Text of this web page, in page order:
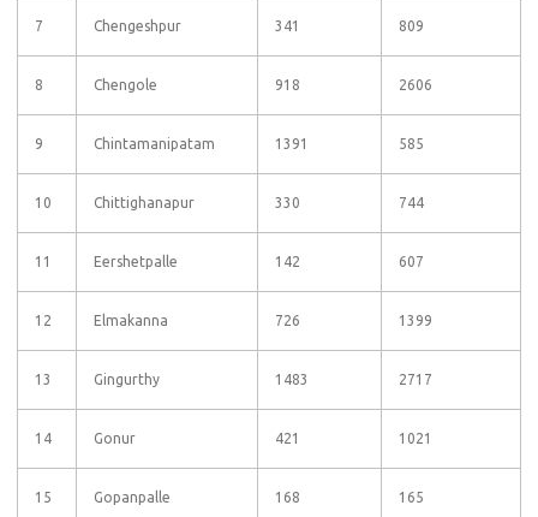
7 Chengeshpur 341 809
8 Chengole 918 2606
9 Chintamanipatam 1391 585
10 Chittighanapur 330 744
11 Eershetpalle 142 607
12 Elmakanna 726 1399
13 Gingurthy 1483 2717
14 Gonur 421 1021
15 Gopanpalle 168 165